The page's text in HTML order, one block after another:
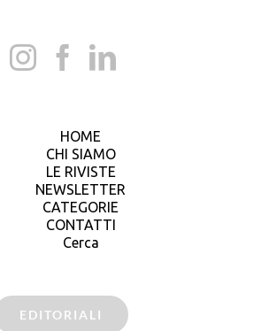
HOME
CHI SIAMO
LE RIVISTE
NEWSLETTER
CATEGORIE
CONTATTI
Cerca
EDITORIALI